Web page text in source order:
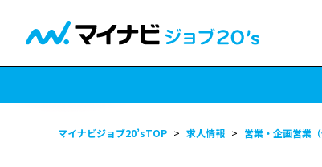
マイナビジョブ20’sTOP > 求人情報 > 営業・企画営業（